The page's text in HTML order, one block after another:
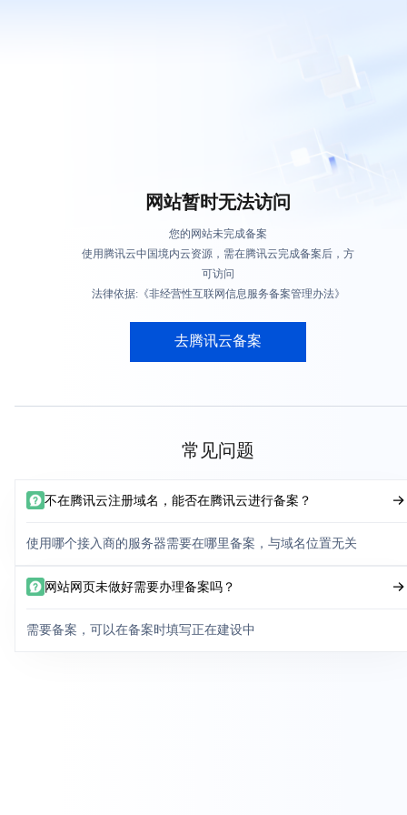
网站暂时无法访问
您的网站未完成备案
使用腾讯云中国境内云资源，需在腾讯云完成备案后，方
可访问
法律依据:《非经营性互联网信息服务备案管理办法》
去腾讯云备案
常见问题
不在腾讯云注册域名，能否在腾讯云进行备案？
使用哪个接入商的服务器需要在哪里备案，与域名位置无关
网站网页未做好需要办理备案吗？
需要备案，可以在备案时填写正在建设中